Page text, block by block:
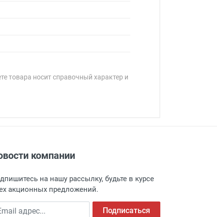
товара носит справочный характер и
г. Москва, Переведеновский
о поступлении товара.
пункт выдачи, чтобы избежать
компании
на нашу рассылку, будьте в курсе
акционных предложений.
адрес Подписаться